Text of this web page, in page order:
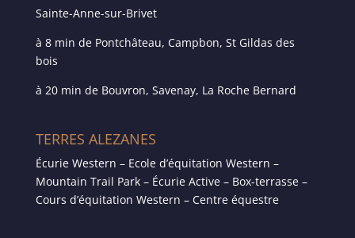
Sainte-Anne-sur-Brivet
à 8 min de Pontchâteau, Campbon, St Gildas des
bois
à 20 min de Bouvron, Savenay, La Roche Bernard
TERRES ALEZANES
Écurie Western – Ecole d’équitation Western –
Mountain Trail Park – Écurie Active – Box-terrasse –
Cours d’équitation Western – Centre équestre